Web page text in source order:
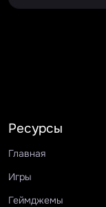
Ресурсы
Главная
Игры
Геймджемы